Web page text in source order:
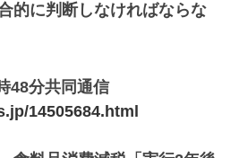
的に判断しなければならな
48分共同通信
14505684.html